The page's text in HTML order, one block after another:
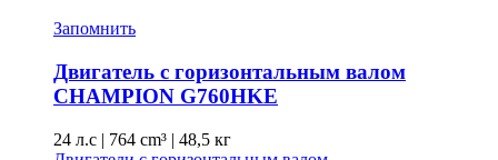
Запомнить
Двигатель с горизонтальным валом
CHAMPION G760HKE
24 л.с | 764 cm³ | 48,5 кг